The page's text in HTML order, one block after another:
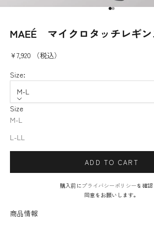
I18n Error:
I18n Error:
MAEÉ マイクロタッチレギン
¥7,920 （税込）
Size:
M-L
Size
M-L
L-LL
ADD TO CART
購入前にプライバシーポリシーを確認
同意をお願いします。
商品情報